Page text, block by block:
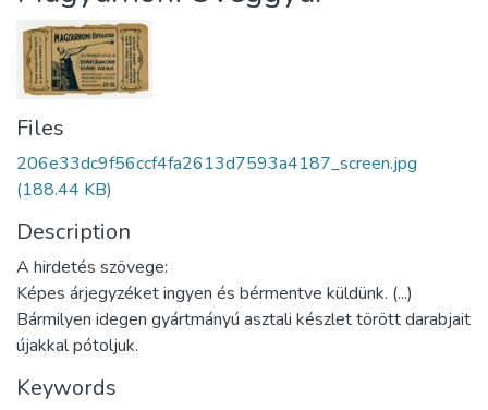
About us
Files
206e33dc9f56ccf4fa2613d7593a4187_screen.jpg
(188.44 KB)
Description
A hirdetés szövege:
Képes árjegyzéket ingyen és bérmentve küldünk. (...)
Bármilyen idegen gyártmányú asztali készlet törött darabjait
újakkal pótoljuk.
Keywords